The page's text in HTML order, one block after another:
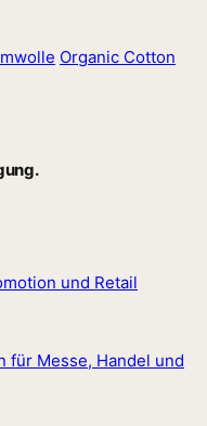
Organic Cotton
und Retail
für Messe, Handel und